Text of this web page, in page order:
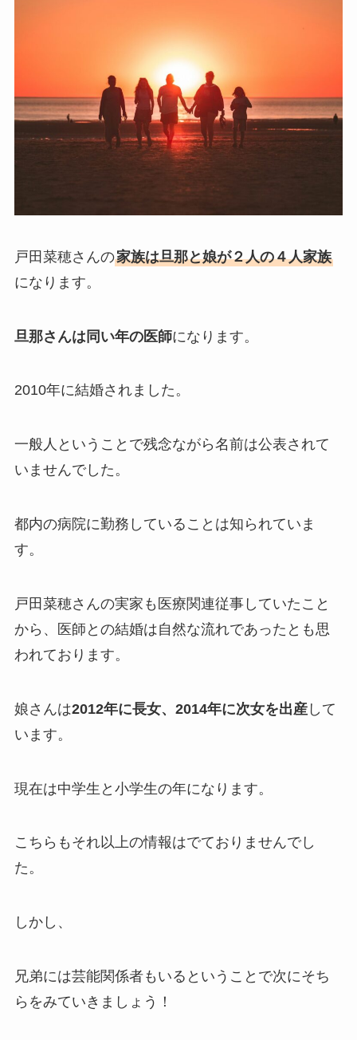
戸田菜穂さんの家族は旦那と娘が２人の４人家族
になります。
旦那さんは同い年の医師になります。
2010年に結婚されました。
一般人ということで残念ながら名前は公表されて
いませんでした。
都内の病院に勤務していることは知られていま
す。
戸田菜穂さんの実家も医療関連従事していたこと
から、医師との結婚は自然な流れであったとも思
われております。
娘さんは2012年に長女、2014年に次女を出産して
います。
現在は中学生と小学生の年になります。
こちらもそれ以上の情報はでておりませんでし
た。
しかし、
兄弟には芸能関係者もいるということで次にそち
らをみていきましょう！